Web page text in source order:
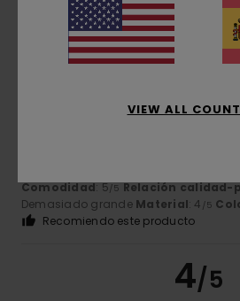
5 /5
Comodidad: 5/5 Relación calidad-
Demasiado grande Material: 4 /5
Recomiendo este producto
4/5
VIEW ALL